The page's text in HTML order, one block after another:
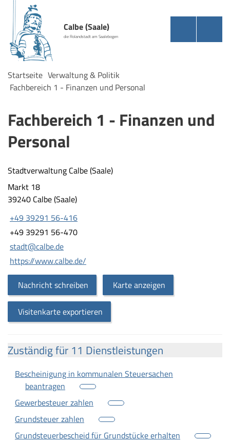
Calbe (Saale)
die Rolandstadt am Saalebogen
Startseite Verwaltung & Politik
Fachbereich 1 - Finanzen und Personal
Fachbereich 1 - Finanzen und
Personal
Stadtverwaltung Calbe (Saale)
Markt 18
39240 Calbe (Saale)
+49 39291 56-416
+49 39291 56-470
stadt@calbe.de
https://www.calbe.de/
Nachricht schreiben
Karte anzeigen
Visitenkarte exportieren
Zuständig für 11 Dienstleistungen
Bescheinigung in kommunalen Steuersachen
beantragen
Gewerbesteuer zahlen
Grundsteuer zahlen
Grundsteuerbescheid für Grundstücke erhalten